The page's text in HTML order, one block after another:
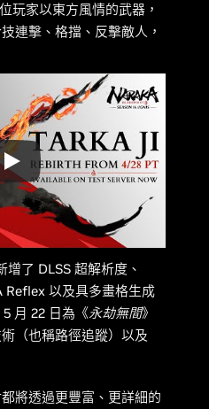
玩家以東方風情的武器，
連擊、格擋、反擊敵人，
了 DLSS 超解析度、
Reflex 以及具多畫格生成
月 22 日為《永劫無間》
（也稱路徑追蹤）以及
將透過更豐富、更詳細的